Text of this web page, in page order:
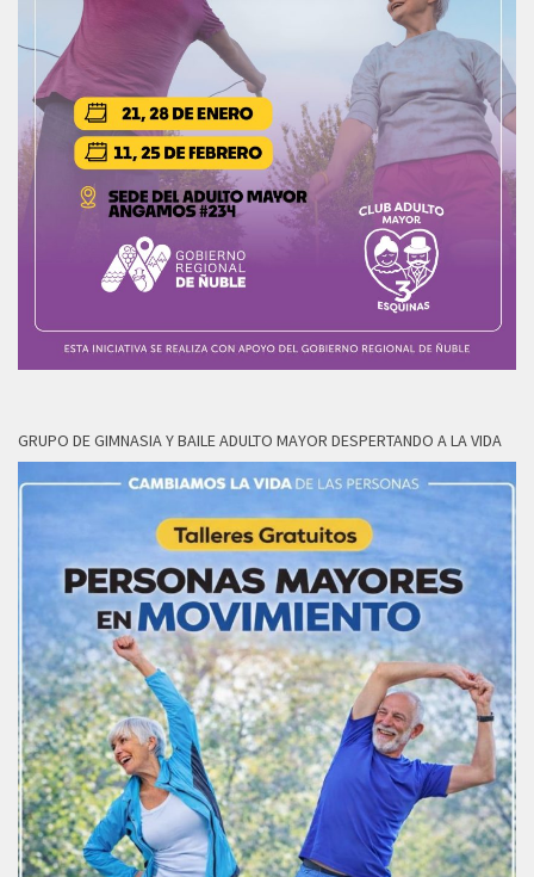
GRUPO DE GIMNASIA Y BAILE ADULTO MAYOR DESPERTANDO A LA VIDA